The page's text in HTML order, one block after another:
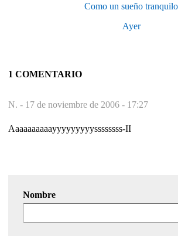
Como un sueño tranquilo
Ayer
1 COMENTARIO
N. - 17 de noviembre de 2006 - 17:27
Aaaaaaaaaayyyyyyyyyssssssss-II
Nombre